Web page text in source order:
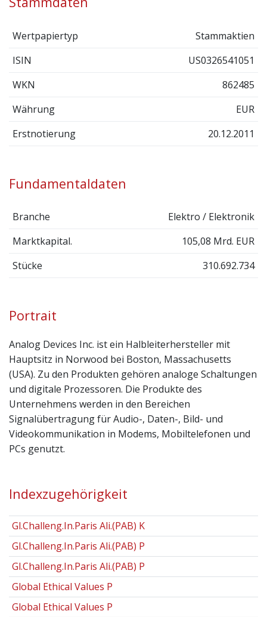
Wertpapiertyp
Stammaktien
ISIN
US0326541051
WKN
862485
Währung
EUR
Erstnotierung
20.12.2011
Fundamentaldaten
Branche
Elektro / Elektronik
Marktkapital.
105,08 Mrd. EUR
Stücke
310.692.734
Portrait
Analog Devices Inc. ist ein Halbleiterhersteller mit
Hauptsitz in Norwood bei Boston, Massachusetts
(USA). Zu den Produkten gehören analoge Schaltungen
und digitale Prozessoren. Die Produkte des
Unternehmens werden in den Bereichen
Signalübertragung für Audio-, Daten-, Bild- und
Videokommunikation in Modems, Mobiltelefonen und
PCs genutzt.
Indexzugehörigkeit
Gl.Challeng.In.Paris Ali.(PAB) K
Gl.Challeng.In.Paris Ali.(PAB) P
Gl.Challeng.In.Paris Ali.(PAB) P
Global Ethical Values P
Global Ethical Values P